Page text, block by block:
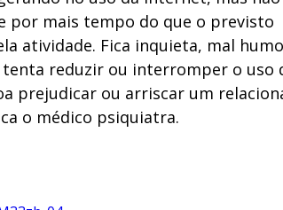
por mais tempo do que o previsto
atividade. Fica inquieta, mal
reduzir ou interromper o uso
prejudicar ou arriscar um
o médico psiquiatra.